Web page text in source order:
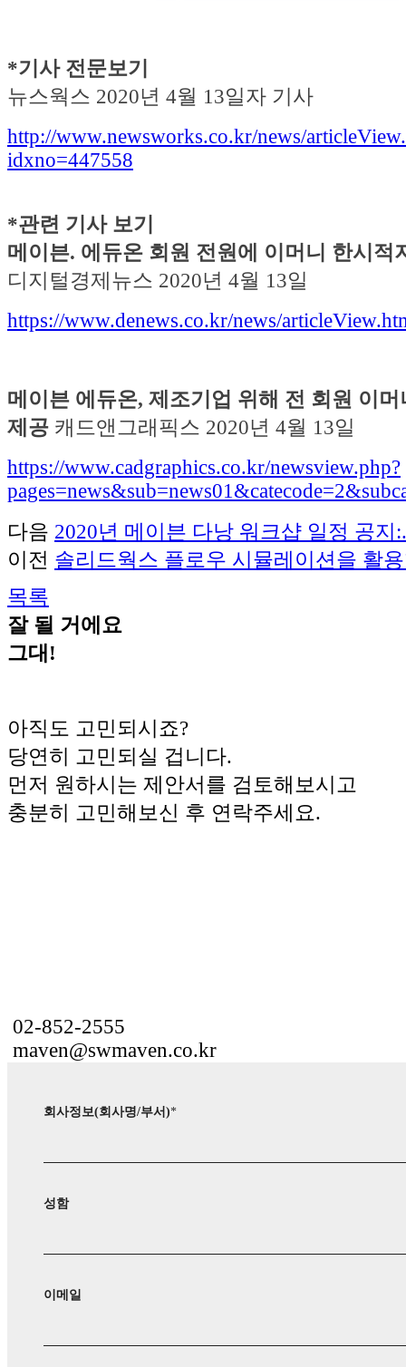
*기사 전문보기
뉴스웍스 2020년 4월 13일자 기사
http://www.newsworks.co.kr/news/
idxno=447558
*관련 기사 보기
메이븐. 에듀온 회원 전원에 이머니 한시적
디지털경제뉴스 2020년 4월 13일
https://www.denews.co.kr/news/
메이븐 에듀온, 제조기업 위해 전 회원 이머
제공 캐드앤그래픽스 2020년 4월 13일
https://www.cadgraphics.co.kr/newsview.php?
다음 2020년 메이븐 다낭 워크샵 일정 공지
이전 솔리드웍스 플로우 시뮬레이션을 활
목록
잘 될 거에요
그대!
아직도 고민되시죠?
당연히 고민되실 겁니다.
먼저 원하시는 제안서를 검토해보시고
충분히 고민해보신 후 연락주세요.
02-852-2555
maven@swmaven.co.kr
회사정보(회사명/부서)*
성함
이메일